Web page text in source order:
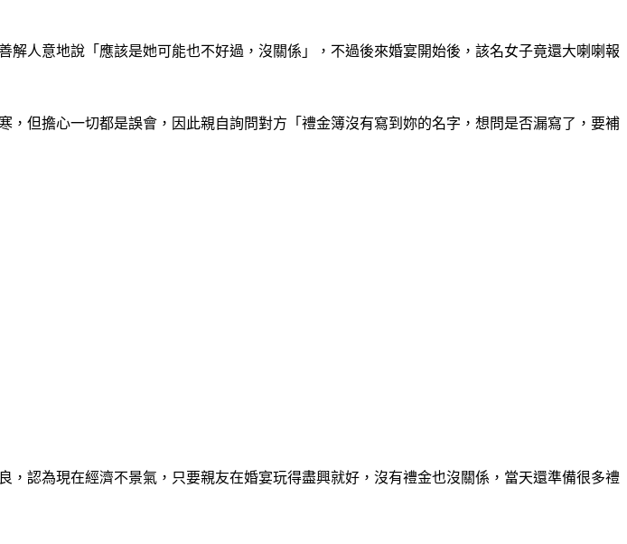
人意地說「應該是她可能也不好過，沒關係」，不過後來婚宴開始後，該名女子竟還大喇喇報
但擔心一切都是誤會，因此親自詢問對方「禮金簿沒有寫到妳的名字，想問是否漏寫了，要補
認為現在經濟不景氣，只要親友在婚宴玩得盡興就好，沒有禮金也沒關係，當天還準備很多禮